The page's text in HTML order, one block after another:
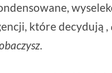
które decydują,
.